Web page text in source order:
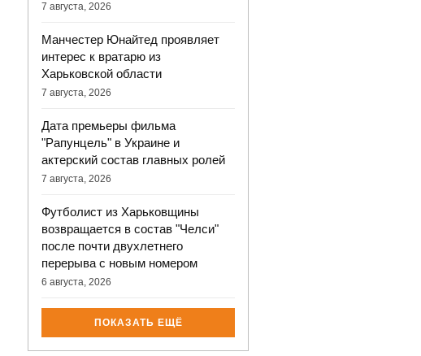
7 августа, 2026
Манчестер Юнайтед проявляет
интерес к вратарю из
Харьковской области
7 августа, 2026
Дата премьеры фильма
"Рапунцель" в Украине и
актерский состав главных ролей
7 августа, 2026
Футболист из Харьковщины
возвращается в состав "Челси"
после почти двухлетнего
перерыва с новым номером
6 августа, 2026
ПОКАЗАТЬ ЕЩЁ